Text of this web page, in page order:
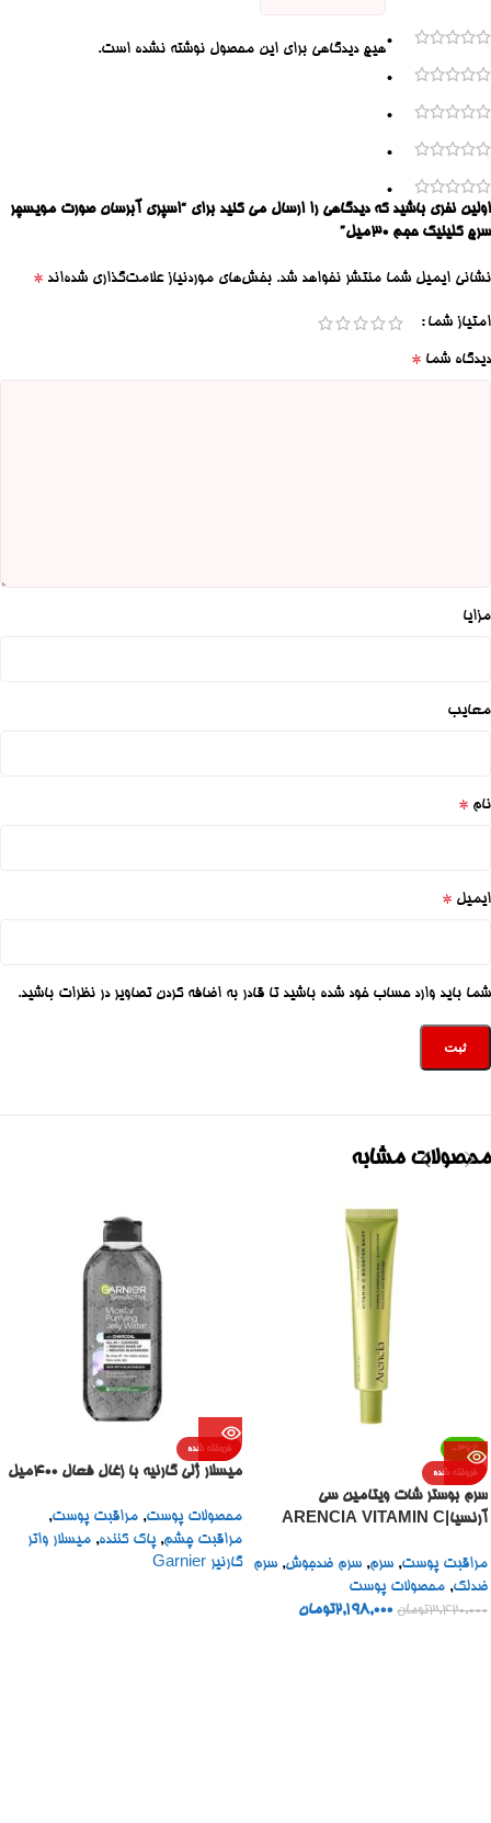
0
0
0
0
0
هیچ دیدگاهی برای این محصول نوشته نشده است.
اولین نفری باشید که دیدگاهی را ارسال می کنید برای “اسپری آبرسان صورت مویسچر
سرج کلینیک حجم ۳۰میل”
نشانی ایمیل شما منتشر نخواهد شد. بخش‌های موردنیاز علامت‌گذاری شده‌اند *
امتیاز شما
دیدگاه شما *
مزایا
معایب
نام *
ایمیل *
شما باید وارد حساب خود شده باشید تا قادر به اضافه کردن تصاویر در نظرات باشید.
محصولات مشابه
-36%
فروخته شده
سرم بوستر شات ویتامین سی
آرنسیا|ARENCIA VITAMIN C
مراقبت پوست, سرم, سرم ضدجوش, سرم
ضدلک, محصولات پوست
3,420,000تومان 2,198,000تومان
فروخته شده
میسلار ژلی گارنیه با زغال فعال 400میل
محصولات پوست, مراقبت پوست,
مراقبت چشم, پاک کننده, میسلار واتر
گارنیر Garnier